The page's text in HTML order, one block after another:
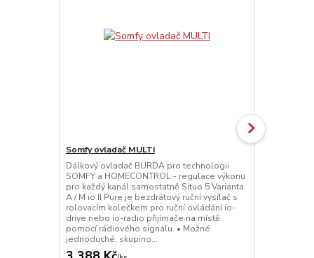
Somfy ovladač MULTI
Dálkový ovladač BURDA pro technologii
SOMFY a HOMECONTROL - regulace výkonu
pro každý kanál samostatně Situo 5 Varianta
A / M io II Pure je bezdrátový ruční vysílač s
rolovacím kolečkem pro ruční ovládání io-
drive nebo io-radio přijímače na místě
pomocí rádiového signálu. • Možné
jednoduché, skupino...